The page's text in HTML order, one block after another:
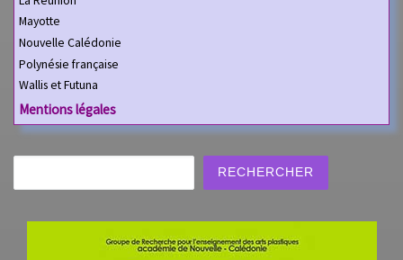
Mayotte
Nouvelle Calédonie
Polynésie française
Wallis et Futuna
Mentions légales
RECHERCHER